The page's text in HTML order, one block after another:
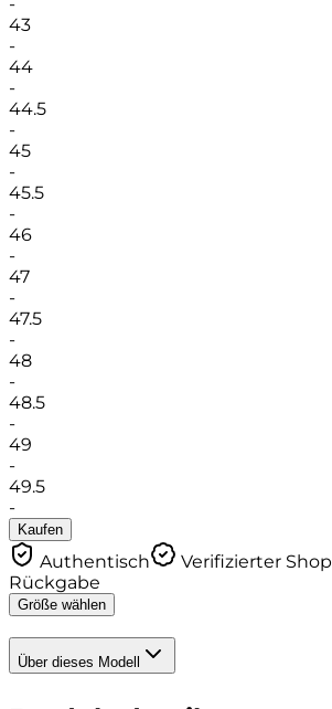
43
-
44
-
44.5
-
45
-
45.5
-
46
-
47
-
47.5
-
48
-
48.5
-
49
-
49.5
-
Kaufen
Authentisch Verifizierter Shop
Rückgabe
Größe wählen
Über dieses Modell